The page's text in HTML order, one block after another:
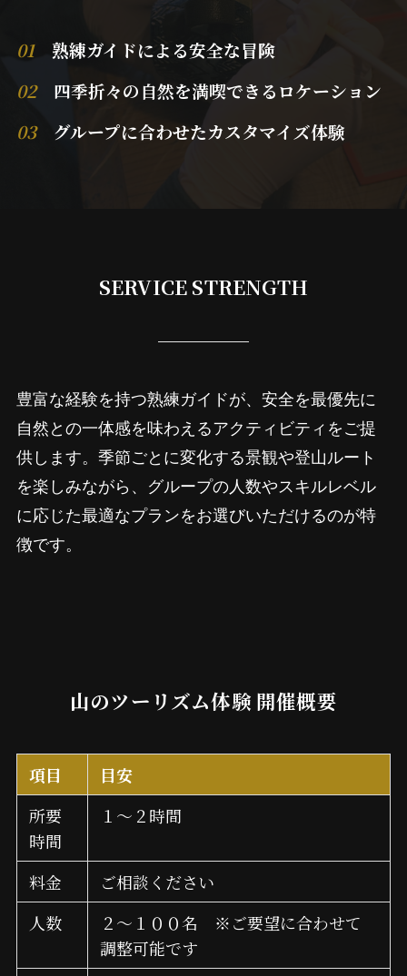
01熟練ガイドによる安全な冒険
02四季折々の自然を満喫できるロケーション
03グループに合わせたカスタマイズ体験
SERVICE STRENGTH
豊富な経験を持つ熟練ガイドが、安全を最優先に
自然との一体感を味わえるアクティビティをご提
供します。季節ごとに変化する景観や登山ルート
を楽しみながら、グループの人数やスキルレベル
に応じた最適なプランをお選びいただけるのが特
徴です。
山のツーリズム体験 開催概要
項目
目安
所要
時間
１～２時間
料金
ご相談ください
人数
２～１００名 ※ご要望に合わせて
調整可能です